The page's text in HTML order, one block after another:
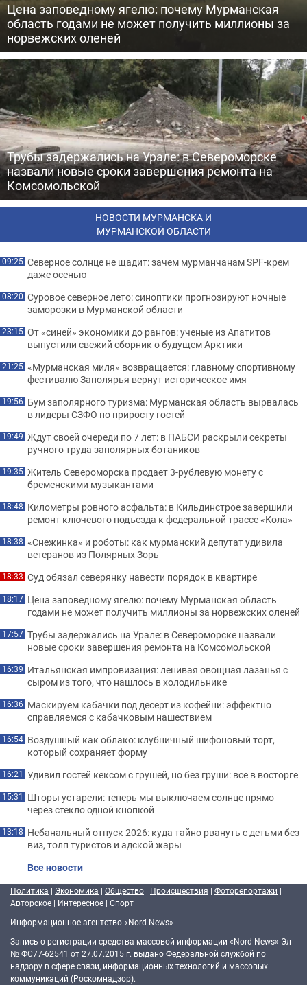
Цена заповедному ягелю: почему Мурманская
область годами не может получить миллионы за
норвежских оленей
Трубы задержались на Урале: в Североморске
назвали новые сроки завершения ремонта на
Комсомольской
НОВОСТИ МУРМАНСКА И
МУРМАНСКОЙ ОБЛАСТИ
09:25 Северное солнце не щадит: зачем мурманчанам SPF-крем
даже осенью
08:20 Суровое северное лето: синоптики прогнозируют ночные
заморозки в Мурманской области
23:15 От «синей» экономики до рангов: ученые из Апатитов
выпустили свежий сборник о будущем Арктики
21:25 «Мурманская миля» возвращается: главному спортивному
фестивалю Заполярья вернут историческое имя
19:56 Бум заполярного туризма: Мурманская область вырвалась
в лидеры СЗФО по приросту гостей
19:49 Ждут своей очереди по 7 лет: в ПАБСИ раскрыли секреты
ручного труда заполярных ботаников
19:35 Житель Североморска продает 3-рублевую монету с
бременскими музыкантами
18:48 Километры ровного асфальта: в Кильдинстрое завершили
ремонт ключевого подъезда к федеральной трассе «Кола»
18:38 «Снежинка» и роботы: как мурманский депутат удивила
ветеранов из Полярных Зорь
18:33 Суд обязал северянку навести порядок в квартире
18:17 Цена заповедному ягелю: почему Мурманская область
годами не может получить миллионы за норвежских оленей
17:57 Трубы задержались на Урале: в Североморске назвали
новые сроки завершения ремонта на Комсомольской
16:39 Итальянская импровизация: ленивая овощная лазанья с
сыром из того, что нашлось в холодильнике
16:36 Маскируем кабачки под десерт из кофейни: эффектно
справляемся с кабачковым нашествием
16:54 Воздушный как облако: клубничный шифоновый торт,
который сохраняет форму
16:21 Удивил гостей кексом с грушей, но без груши: все в восторге
15:31 Шторы устарели: теперь мы выключаем солнце прямо
через стекло одной кнопкой
13:18 Небанальный отпуск 2026: куда тайно рвануть с детьми без
виз, толп туристов и адской жары
Все новости
Политика | Экономика | Общество | Происшествия | Фоторепортажи |
Авторское | Интересное | Спорт
Информационное агентство «Nord-News»
Запись о регистрации средства массовой информации «Nord-News» Эл
№ ФС77-62541 от 27.07.2015 г. выдано Федеральной службой по
надзору в сфере связи, информационных технологий и массовых
коммуникаций (Роскомнадзор).